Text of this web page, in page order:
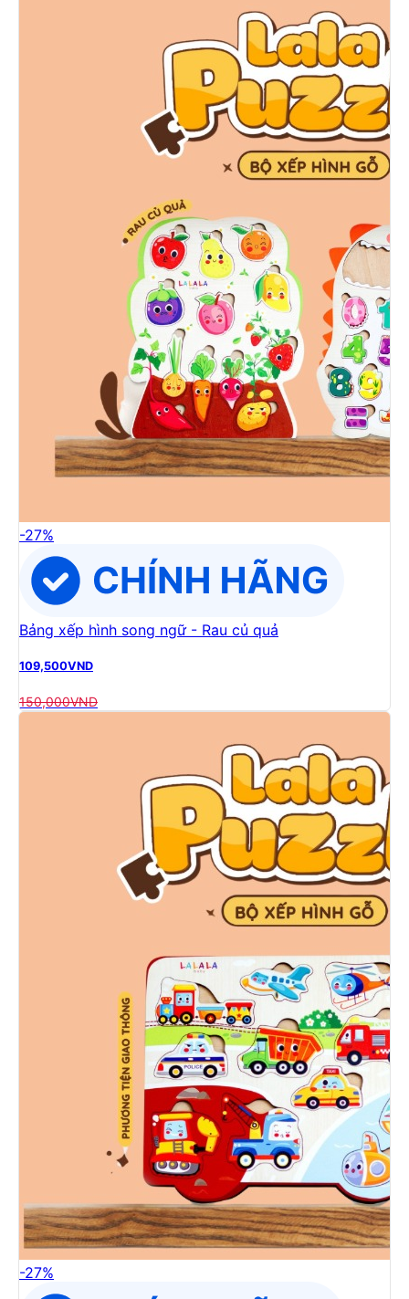
-27%
Bảng xếp hình song ngữ - Rau củ quả
109,500VND
150,000VND
-27%